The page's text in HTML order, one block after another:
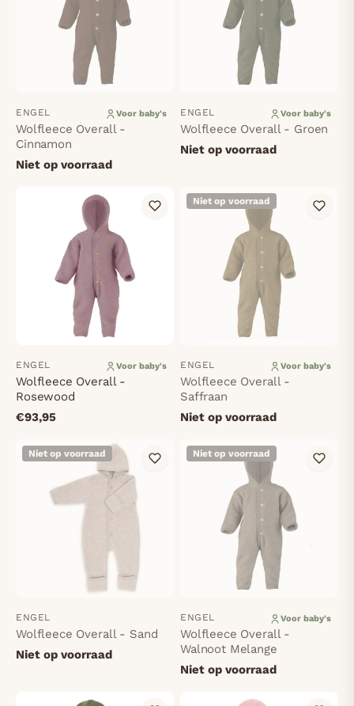
ENGEL Voor baby's
Wolfleece Overall -
Cinnamon
Niet op voorraad
ENGEL Voor baby's
Wolfleece Overall - Groen
Niet op voorraad
ENGEL Voor baby's
Wolfleece Overall -
Rosewood
€93,95
Niet op voorraad
ENGEL Voor baby's
Wolfleece Overall -
Saffraan
Niet op voorraad
Niet op voorraad
ENGEL
Wolfleece Overall - Sand
Niet op voorraad
Niet op voorraad
ENGEL Voor baby's
Wolfleece Overall -
Walnoot Melange
Niet op voorraad